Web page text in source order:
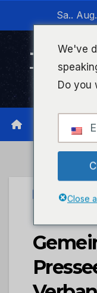
wechseln
Sa..
PRESSEPORTAL
POL-
We've
Do you
Close